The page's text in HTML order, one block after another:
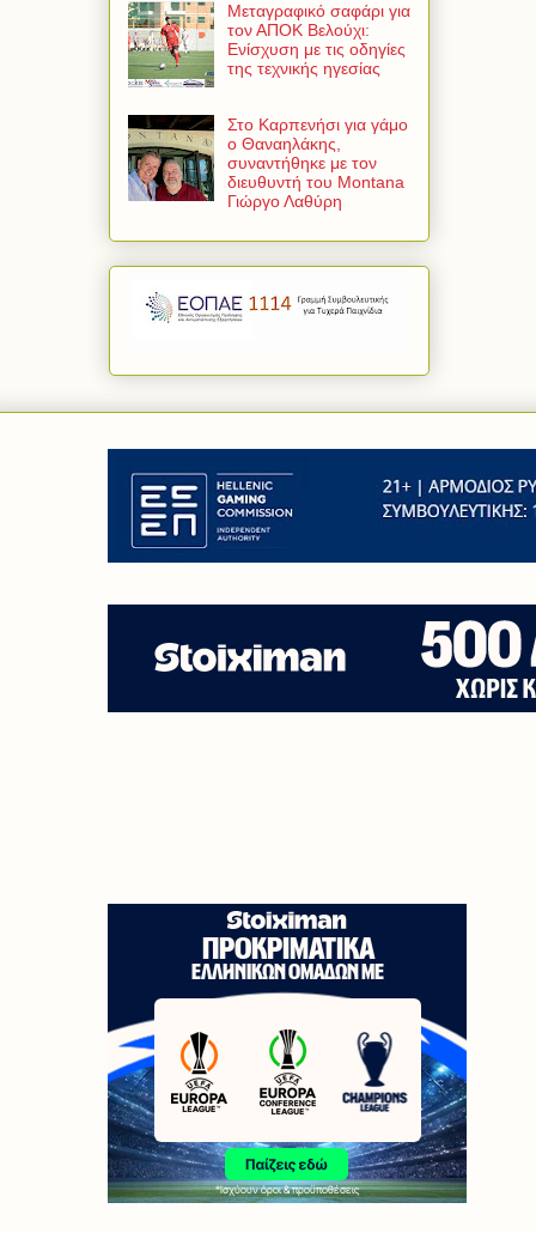
Μεταγραφικό σαφάρι για
τον ΑΠΟΚ Βελούχι:
Ενίσχυση με τις οδηγίες
της τεχνικής ηγεσίας
Στο Καρπενήσι για γάμο
ο Θαναηλάκης,
συναντήθηκε με τον
διευθυντή του Montana
Γιώργο Λαθύρη